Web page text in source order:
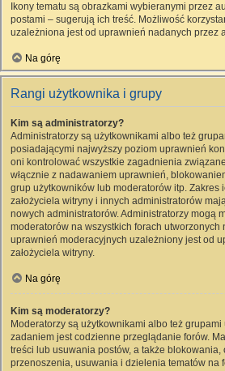
Ikony tematu są obrazkami wybieranymi przez
postami – sugerują ich treść. Możliwość
uzależniona jest od uprawnień nadanych przez
Na górę
Rangi użytkownika i grupy
Kim są administratorzy?
Administratorzy są użytkownikami albo też
posiadającymi najwyższy poziom uprawnień
oni kontrolować wszystkie zagadnienia
włącznie z nadawaniem uprawnień,
grup użytkowników lub moderatorów itp. Zakres
założyciela witryny i innych administratorów
nowych administratorów. Administratorzy mogą
moderatorów na wszystkich forach utworzonych
uprawnień moderacyjnych uzależniony jest od
założyciela witryny.
Na górę
Kim są moderatorzy?
Moderatorzy są użytkownikami albo też grupami
zadaniem jest codzienne przeglądanie forów.
treści lub usuwania postów, a także
przenoszenia, usuwania i dzielenia tematów na